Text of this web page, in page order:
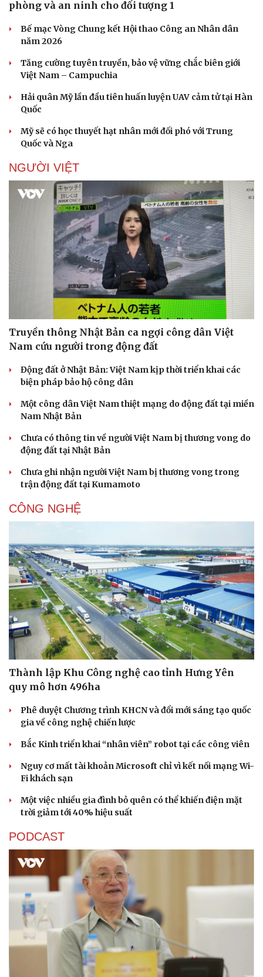
Sức khỏe
Dinh dưỡng - món ngon
Cây thuốc
Sản phụ khoa
Nhi khoa
Nam khoa
Làm đẹp - giảm cân
Phòng mạch online
Ăn sạch sống khỏe
Đời sống
Nhà đẹp
Blog
Tình yêu - Gia đình
phòng và an ninh cho đối tượng 1
Bế mạc Vòng Chung kết Hội thao Công an Nhân dân
năm 2026
Tăng cường tuyên truyền, bảo vệ vững chắc biên giới
Việt Nam – Campuchia
Hải quân Mỹ lần đầu tiên huấn luyện UAV cảm tử tại Hàn
Quốc
Mỹ sẽ có học thuyết hạt nhân mới đối phó với Trung
Quốc và Nga
NGƯỜI VIỆT
Truyền thông Nhật Bản ca ngợi công dân Việt
Nam cứu người trong động đất
Động đất ở Nhật Bản: Việt Nam kịp thời triển khai các
biện pháp bảo hộ công dân
Một công dân Việt Nam thiệt mạng do động đất tại miền
Nam Nhật Bản
Chưa có thông tin về người Việt Nam bị thương vong do
động đất tại Nhật Bản
Chưa ghi nhận người Việt Nam bị thương vong trong
trận động đất tại Kumamoto
CÔNG NGHỆ
Thành lập Khu Công nghệ cao tỉnh Hưng Yên
quy mô hơn 496ha
Phê duyệt Chương trình KHCN và đổi mới sáng tạo quốc
gia về công nghệ chiến lược
Bắc Kinh triển khai “nhân viên” robot tại các công viên
Nguy cơ mất tài khoản Microsoft chỉ vì kết nối mạng Wi-
Fi khách sạn
Một việc nhiều gia đình bỏ quên có thể khiến điện mặt
trời giảm tới 40% hiệu suất
PODCAST